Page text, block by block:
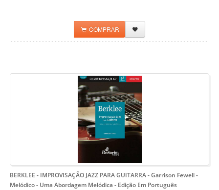
COMPRAR
BERKLEE - IMPROVISAÇÃO JAZZ PARA GUITARRA - Garrison Fewell -
Melódico- Uma Abordagem Melódica - Edição Em Português